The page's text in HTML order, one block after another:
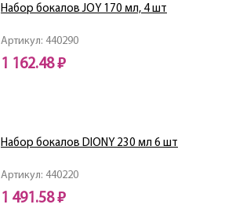
Артикул: 440290
Набор бокалов JOY 170 мл, 4 шт
1 162.48 ₽
Артикул: 440220
Набор бокалов DIONY 230 мл 6 шт
1 491.58 ₽